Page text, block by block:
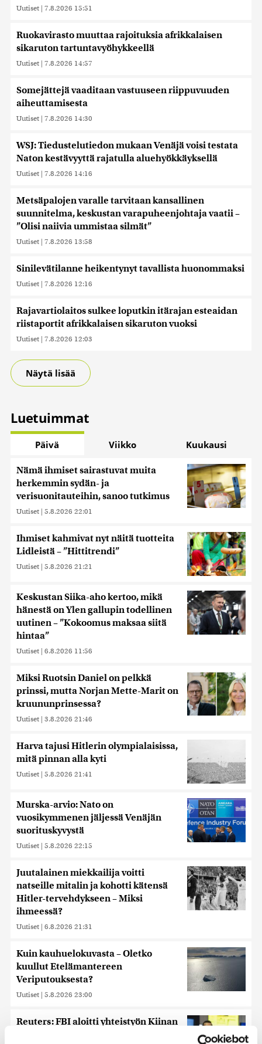
Uutiset | 7.8.2026 15:51
Ruokavirasto muuttaa rajoituksia afrikkalaisen
sikaruton tartuntavyöhykkeellä
Uutiset | 7.8.2026 14:57
Somejättejä vaaditaan vastuuseen riippuvuuden
aiheuttamisesta
Uutiset | 7.8.2026 14:30
WSJ: Tiedustelutiedon mukaan Venäjä voisi testata
Naton kestävyyttä rajatulla aluehyökkäyksellä
Uutiset | 7.8.2026 14:16
Metsäpalojen varalle tarvitaan kansallinen
suunnitelma, keskustan varapuheenjohtaja vaatii –
”Olisi naiivia ummistaa silmät”
Uutiset | 7.8.2026 13:58
Sinilevätilanne heikentynyt tavallista huonommaksi
Uutiset | 7.8.2026 12:16
Rajavartiolaitos sulkee loputkin itärajan esteaidan
riistaportit afrikkalaisen sikaruton vuoksi
Uutiset | 7.8.2026 12:03
Näytä lisää
Luetuimmat
Päivä Viikko Kuukausi
Nämä ihmiset sairastuvat muita
herkemmin sydän- ja
verisuonitauteihin, sanoo tutkimus
Uutiset | 5.8.2026 22:01
Ihmiset kahmivat nyt näitä tuotteita
Lidleistä – ”Hittitrendi”
Uutiset | 5.8.2026 21:21
Keskustan Siika-aho kertoo, mikä
hänestä on Ylen gallupin todellinen
uutinen – ”Kokoomus maksaa siitä
hintaa”
Uutiset | 6.8.2026 11:56
Miksi Ruotsin Daniel on pelkkä
prinssi, mutta Norjan Mette-Marit on
kruununprinsessa?
Uutiset | 3.8.2026 21:46
Harva tajusi Hitlerin olympialaisissa,
mitä pinnan alla kyti
Uutiset | 5.8.2026 21:41
Murska-arvio: Nato on
vuosikymmenen jäljessä Venäjän
suorituskyvystä
Uutiset | 5.8.2026 22:15
Juutalainen miekkailija voitti
natseille mitalin ja kohotti kätensä
Hitler-tervehdykseen – Miksi
ihmeessä?
Uutiset | 6.8.2026 21:31
Kuin kauhuelokuvasta – Oletko
kuullut Etelämantereen
Veriputouksesta?
Uutiset | 5.8.2026 23:00
Reuters: FBI aloitti yhteistyön Kiinan